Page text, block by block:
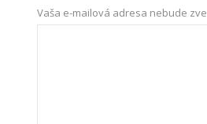
Vaša e-mailová adresa nebude